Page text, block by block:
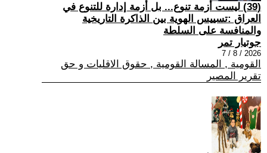
(39) ليست أزمة تنوع... بل أزمة إدارة للتنوع في
العراق :تسييس الهوية بين الذاكرة التاريخية
والمنافسة على السلطة
جوتيار تمر
2026 / 8 / 7
القومية , المسالة القومية , حقوق الاقليات و حق
تقرير المصير